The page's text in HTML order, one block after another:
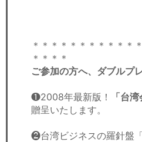
＊＊＊＊＊＊＊＊＊＊＊
＊＊＊＊
ご参加の方へ、ダブルプ
❶2008年最新版！ 「台
贈呈いたします。
❷台湾ビジネスの羅針盤